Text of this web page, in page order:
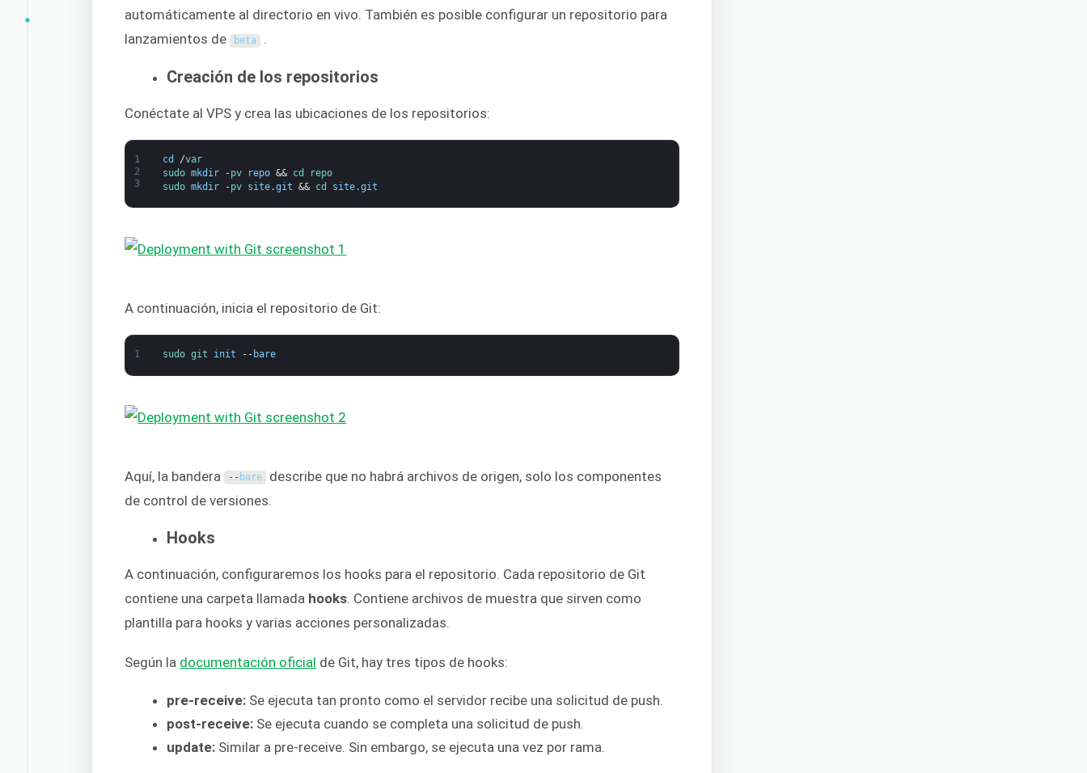
automáticamente al directorio en vivo. También es posible configurar un repositorio para
lanzamientos de beta .
Creación de los repositorios
Conéctate al VPS y crea las ubicaciones de los repositorios:
1
2
3
cd /var
sudo mkdir -pv repo && cd
repo
sudo mkdir -pv site.git && cd site.git
A continuación, inicia el repositorio de Git:
1 sudo git init -- bare
Aquí, la bandera -- bare describe que no habrá archivos de origen, solo los componentes
de control de versiones.
Hooks
A continuación, configuraremos los hooks para el repositorio. Cada repositorio de Git
contiene una carpeta llamada hooks. Contiene archivos de muestra que sirven como
plantilla para hooks y varias acciones personalizadas.
Según la documentación oficial de Git, hay tres tipos de hooks:
pre-receive: Se ejecuta tan pronto como el servidor recibe una solicitud de push.
post-receive: Se ejecuta cuando se completa una solicitud de push.
update: Similar a pre-receive. Sin embargo, se ejecuta una vez por rama.